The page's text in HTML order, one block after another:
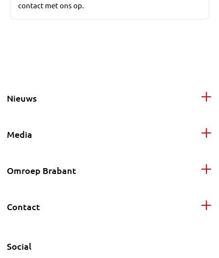
contact met ons op.
Nieuws
Media
Omroep Brabant
Contact
Social